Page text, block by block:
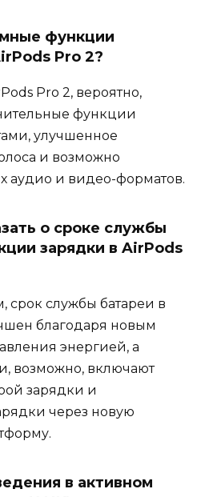
функции
Pro 2?
Pro 2, вероятно,
функции
улучшенное
и возможно
аудио и видео-форматов.
о сроке службы
зарядки в AirPods
срок службы батареи в
благодаря новым
энергией, а
возможно, включают
зарядки и
через новую
в активном